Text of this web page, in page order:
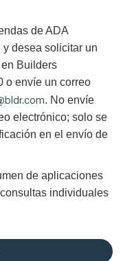
de ADA
desea solicitar un
Builders
o envíe un correo
. No envíe
electrónico; solo se
en el envío de
de aplicaciones
individuales